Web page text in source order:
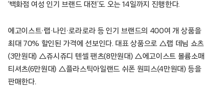
‘백화점 여성 인기 브랜드 대전’도 오는 14일까지 진행한다.
에고이스트·랩·나인·로라로라 등 인기 브랜드의 400여 개 상품을
최대 70% 할인된 가격에 선보인다. 대표 상품으로 △랩 데님 쇼츠
(3만원대) △쥬시쥬디 텐셀 팬츠(8만원대) △에고이스트 볼륨소매
티셔츠(6만원대) △플라스틱아일랜드 쉬폰 원피스(4만원대) 등을
판매한다.